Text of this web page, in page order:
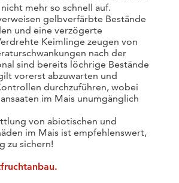
mehr so schnell auf.
gelbverfärbte Bestände
und eine verzögerte
Keimlinge zeugen von
nach der
sind bereits löchrige Bestände
vorerst abzuwarten und
durchzuführen, wobei
im Mais unumgänglich
von abiotischen und
im Mais ist empfehlenswert,
zu sichern!